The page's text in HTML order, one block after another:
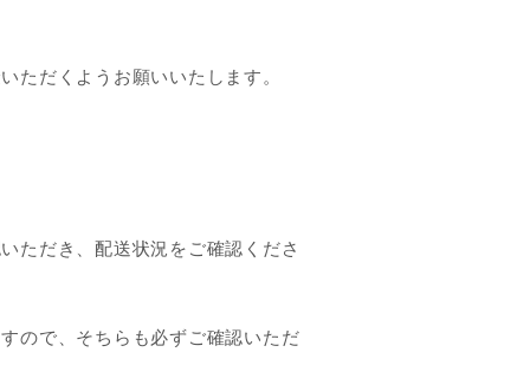
ただくようお願いいたします。
ただき、配送状況をご確認くださ
ので、そちらも必ずご確認いただ